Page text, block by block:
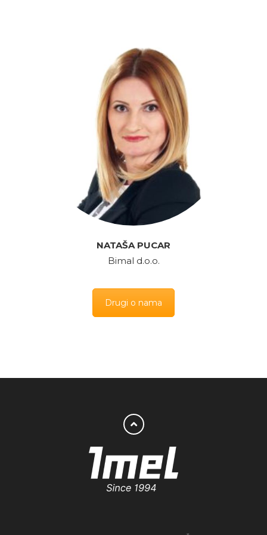
NATAŠA PUCAR
Bimal d.o.o.
Drugi o nama